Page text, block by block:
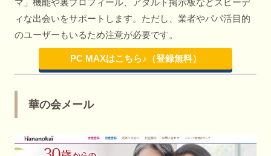
マ」機能や裏プロフィール、アダルト掲示板などスピーデ
ィな出会いをサポートします。ただし、業者やパパ活目的
のユーザーもいるため注意が必要です。
PC MAXはこちら♪（登録無料）
華の会メール